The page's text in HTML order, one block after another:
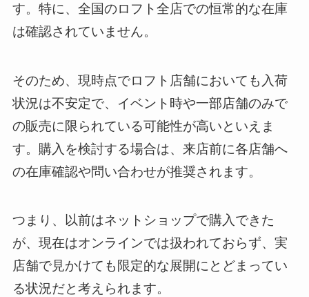
す。特に、全国のロフト全店での恒常的な在庫
は確認されていません。
そのため、現時点でロフト店舗においても入荷
状況は不安定で、イベント時や一部店舗のみで
の販売に限られている可能性が高いといえま
す。購入を検討する場合は、来店前に各店舗へ
の在庫確認や問い合わせが推奨されます。
つまり、以前はネットショップで購入できた
が、現在はオンラインでは扱われておらず、実
店舗で見かけても限定的な展開にとどまってい
る状況だと考えられます。